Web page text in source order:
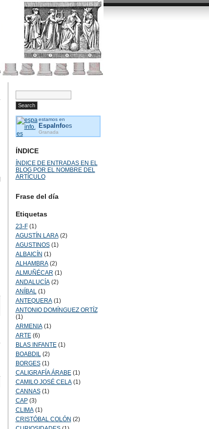
estamos en
EspaInfoes
Granada
ÍNDICE
ÍNDICE DE ENTRADAS EN EL
BLOG POR EL NOMBRE DEL
ARTÍCULO
Frase del día
Etiquetas
23-F (1)
AGUSTÍN LARA (2)
AGUSTINOS (1)
ALBAICÍN (1)
ALHAMBRA (2)
ALMUÑÉCAR (1)
ANDALUCÍA (2)
ANÍBAL (1)
ANTEQUERA (1)
ANTONIO DOMÍNGUEZ ORTÍZ
(1)
ARMENIA (1)
ARTE (6)
BLAS INFANTE (1)
BOABDIL (2)
BORGES (1)
CALIGRAFÍA ÁRABE (1)
CAMILO JOSÉ CELA (1)
CANNAS (1)
CAP (3)
CLIMA (1)
CRISTÓBAL COLÓN (2)